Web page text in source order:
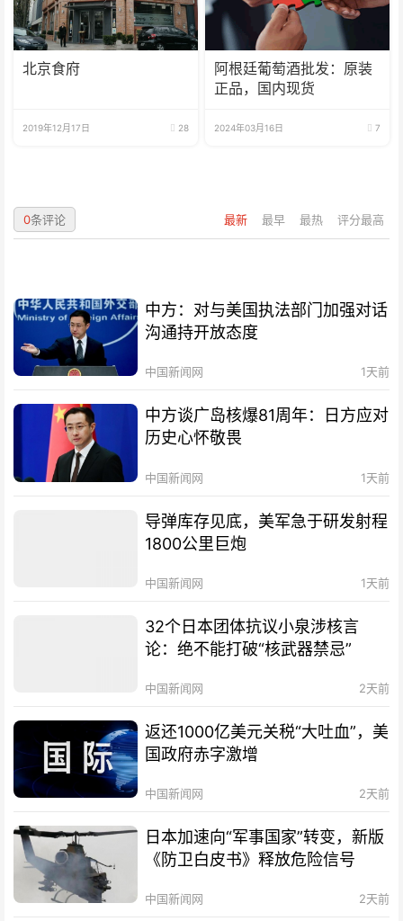
北京食府
2019年12月17日 28
阿根廷葡萄酒批发：原装
正品，国内现货
2024年03月16日 7
最新 最早 最热 评分最高
0条评论
中方：对与美国执法部门加强对话
沟通持开放态度
中国新闻网 1天前
中方谈广岛核爆81周年：日方应对
历史心怀敬畏
中国新闻网 1天前
导弹库存见底，美军急于研发射程
1800公里巨炮
中国新闻网 1天前
32个日本团体抗议小泉涉核言
论：绝不能打破“核武器禁忌”
中国新闻网 2天前
返还1000亿美元关税“大吐血”，美
国政府赤字激增
中国新闻网 2天前
日本加速向“军事国家”转变，新版
《防卫白皮书》释放危险信号
中国新闻网 2天前